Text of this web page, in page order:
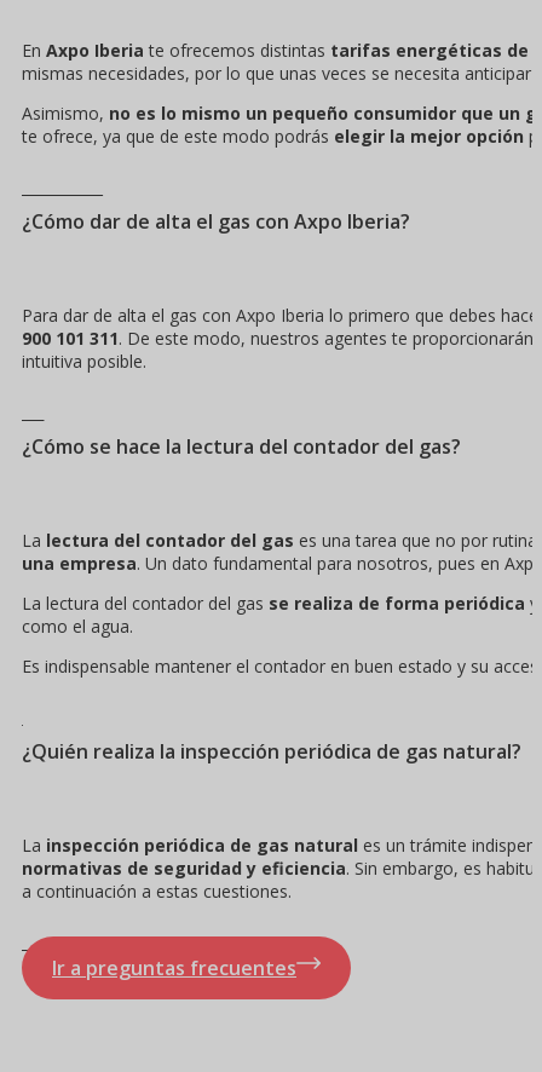
En Axpo Iberia te ofrecemos distintas tarifas energéticas de
mismas necesidades, por lo que unas veces se necesita
Asimismo, no es lo mismo un pequeño consumidor que un
te ofrece, ya que de este modo podrás elegir la mejor opción
¿Cómo dar de alta el gas con Axpo Iberia?
Para dar de alta el gas con Axpo Iberia lo primero que debes
900 101 311. De este modo, nuestros agentes te
intuitiva posible.
¿Cómo se hace la lectura del contador del gas?
La lectura del contador del gas es una tarea que no por
una empresa. Un dato fundamental para nosotros, pues en
La lectura del contador del gas se realiza de forma periódica
como el agua.
Es indispensable mantener el contador en buen estado y su
¿Quién realiza la inspección periódica de gas natural?
La inspección periódica de gas natural es un trámite
normativas de seguridad y eficiencia. Sin embargo, es
a continuación a estas cuestiones.
Ir a preguntas frecuentes